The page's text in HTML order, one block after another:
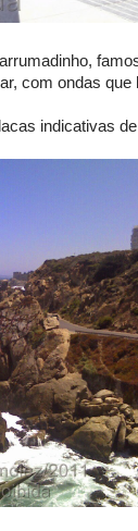
com ondas que
indicativas